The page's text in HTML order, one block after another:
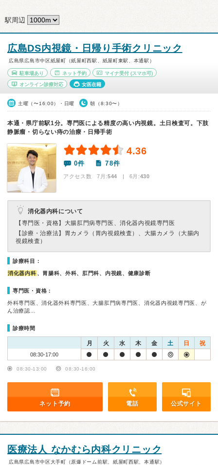
駅周辺
広島DS内視鏡・日帰り手術クリニック
広島県広島市中区紙屋町（紙屋町西駅、紙屋町東駅、本通駅）
駐車場あり ネット予約 マイナ受付 (スマホ可)
オンライン診療対応 女医在籍
土曜（〜16:00）・日曜 朝（8:30〜）
本通・県庁前駅1分。専門医による精度の高い内視鏡。土日検査可。下肢
静脈瘤・切らない痔の治療・日帰手術
4.36
0件 78件
アクセス数 7月:544 | 6月:430
消化器内科について
【専門医・資格】 大腸肛門病専門医、消化器内視鏡専門医
【診療・治療法】 胃カメラ（胃内視鏡検査）、大腸カメラ（大腸内
視鏡検査）
診療科目：
消化器内科 、胃腸科、外科、肛門科、内視鏡、健康診断
専門医・資格：
外科専門医、消化器外科専門医、大腸肛門病専門医、消化器内視鏡専門医、が
ん治療認…
診療時間
月 火 水 木 金 土 日 祝
08:30-17:00
08:30-13:00 08:30-16:00
ネット予約 電話 公式サイト
医療法人 なかむら内科クリニック
広島県広島市中区大手町（原爆ドーム前駅、紙屋町西駅、本通駅）